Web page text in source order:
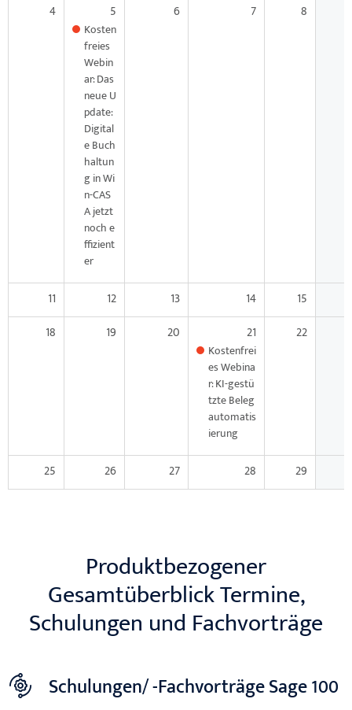
4
5
Kosten
freies
Webin
ar: Das
neue U
pdate:
Digital
e Buch
haltun
g in Wi
n-CAS
A jetzt
noch e
ffizient
er
6 7 8
11 12 13 14
15
18
19 20 21
Kostenfrei
es Webina
r: KI-gestü
tzte Beleg
automatis
ierung
22
25 26 27 28 29
Produktbezogener
Gesamtüberblick Termine,
Schulungen und Fachvorträge
Schulungen/ -Fachvorträge Sage 100